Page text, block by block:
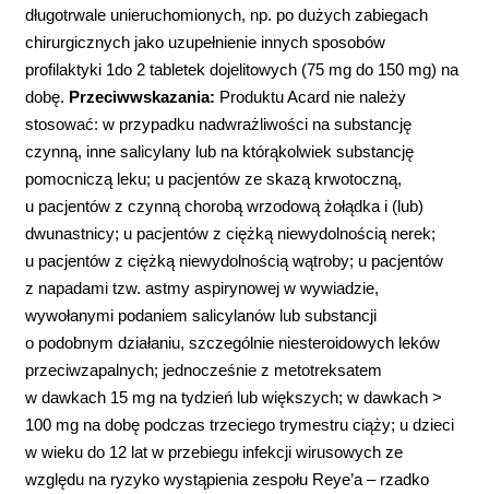
długotrwale unieruchomionych, np. po dużych zabiegach
chirurgicznych jako uzupełnienie innych sposobów
profilaktyki 1do 2 tabletek dojelitowych (75 mg do 150 mg) na
dobę. Przeciwwskazania: Produktu Acard nie należy
stosować: w przypadku nadwrażliwości na substancję
czynną, inne salicylany lub na którąkolwiek substancję
pomocniczą leku; u pacjentów ze skazą krwotoczną,
u pacjentów z czynną chorobą wrzodową żołądka i (lub)
dwunastnicy; u pacjentów z ciężką niewydolnością nerek;
u pacjentów z ciężką niewydolnością wątroby; u pacjentów
z napadami tzw. astmy aspirynowej w wywiadzie,
wywołanymi podaniem salicylanów lub substancji
o podobnym działaniu, szczególnie niesteroidowych leków
przeciwzapalnych; jednocześnie z metotreksatem
w dawkach 15 mg na tydzień lub większych; w dawkach >
100 mg na dobę podczas trzeciego trymestru ciąży; u dzieci
w wieku do 12 lat w przebiegu infekcji wirusowych ze
względu na ryzyko wystąpienia zespołu Reye’a – rzadko